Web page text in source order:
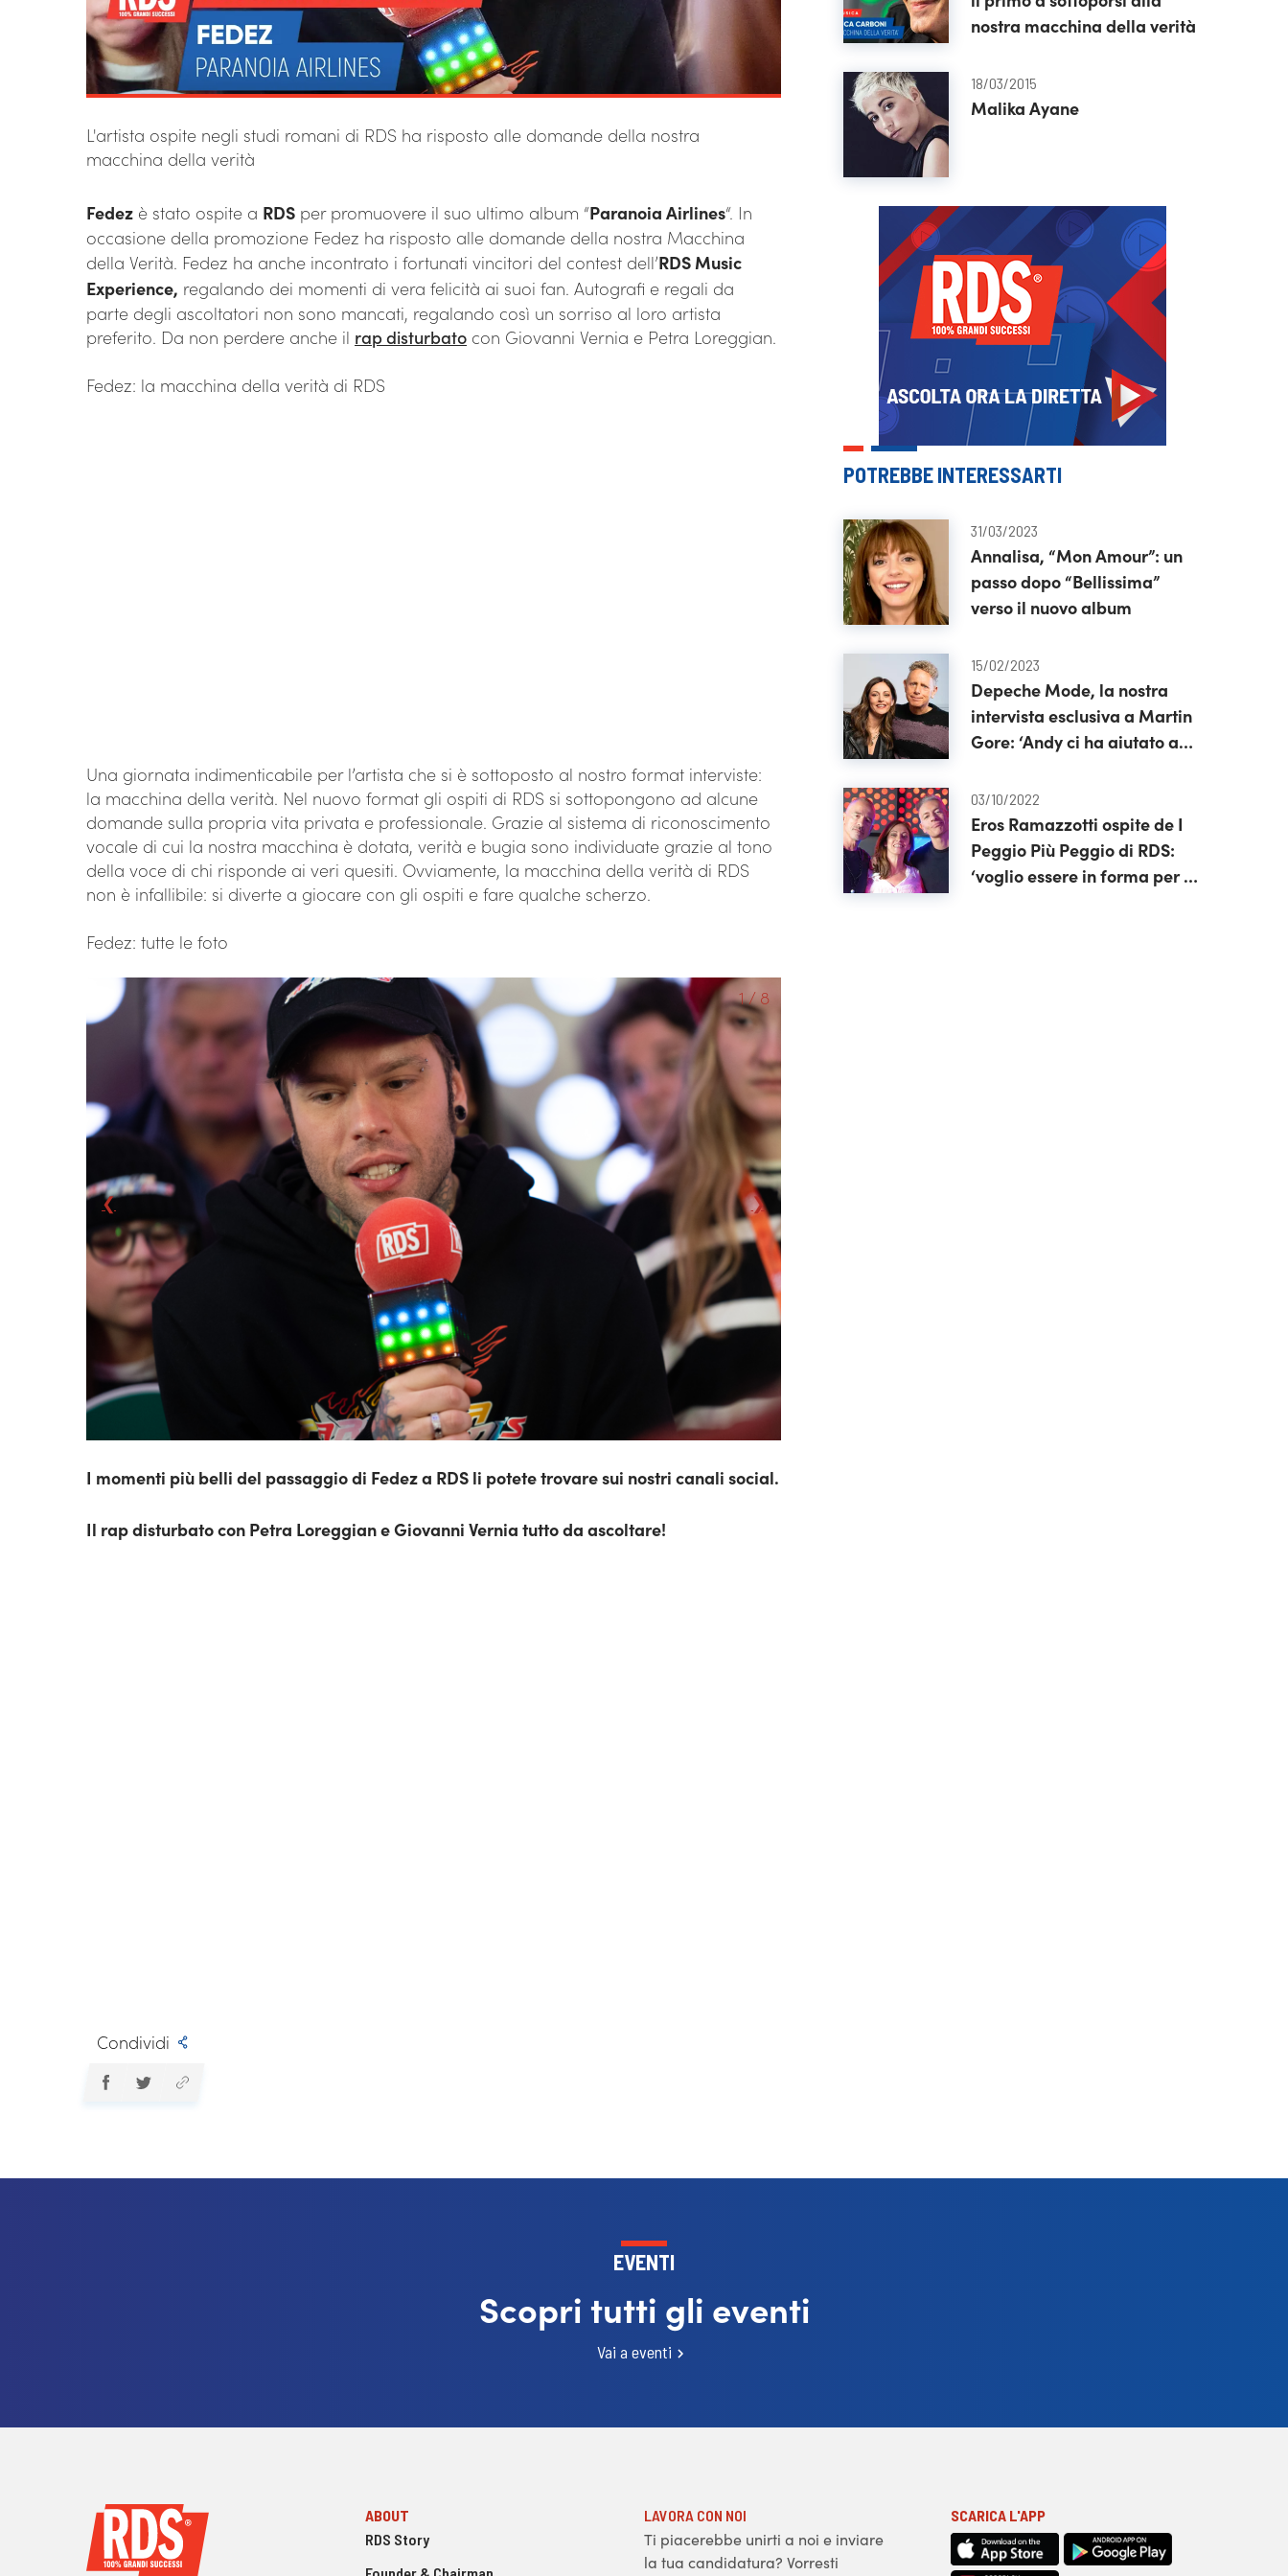
L'artista ospite negli studi romani di RDS ha risposto alle domande della nostra
macchina della verità
Fedez è stato ospite a RDS per promuovere il suo ultimo album “Paranoia Airlines“. In
occasione della promozione Fedez ha risposto alle domande della nostra Macchina
della Verità. Fedez ha anche incontrato i fortunati vincitori del contest dell’RDS Music
Experience, regalando dei momenti di vera felicità ai suoi fan. Autografi e regali da
parte degli ascoltatori non sono mancati, regalando così un sorriso al loro artista
preferito. Da non perdere anche il rap disturbato con Giovanni Vernia e Petra Loreggian.
Fedez: la macchina della verità di RDS
Una giornata indimenticabile per l’artista che si è sottoposto al nostro format interviste:
la macchina della verità. Nel nuovo format gli ospiti di RDS si sottopongono ad alcune
domande sulla propria vita privata e professionale. Grazie al sistema di riconoscimento
vocale di cui la nostra macchina è dotata, verità e bugia sono individuate grazie al tono
della voce di chi risponde ai veri quesiti. Ovviamente, la macchina della verità di RDS
non è infallibile: si diverte a giocare con gli ospiti e fare qualche scherzo.
Fedez: tutte le foto
1 / 8
❮ ❯
I momenti più belli del passaggio di Fedez a RDS li potete trovare sui nostri canali social.
Il rap disturbato con Petra Loreggian e Giovanni Vernia tutto da ascoltare!
Condividi
nostra macchina della verità
18/03/2015
Malika Ayane
POTREBBE INTERESSARTI
31/03/2023
Annalisa, “Mon Amour”: un
passo dopo “Bellissima”
verso il nuovo album
15/02/2023
Depeche Mode, la nostra
intervista esclusiva a Martin
Gore: ‘Andy ci ha aiutato a
03/10/2022
Eros Ramazzotti ospite de I
Peggio Più Peggio di RDS:
‘voglio essere in forma per il
EVENTI
Scopri tutti gli eventi
Vai a eventi
ABOUT
RDS Story
LAVORA CON NOI
Ti piacerebbe unirti a noi e inviare
la tua candidatura? Vorresti
SCARICA L'APP